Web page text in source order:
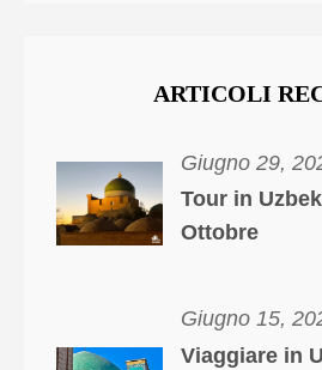
ARTICOLI
Giugno 29,
Tour in
Ottobre
Giugno 15,
Viaggiare in